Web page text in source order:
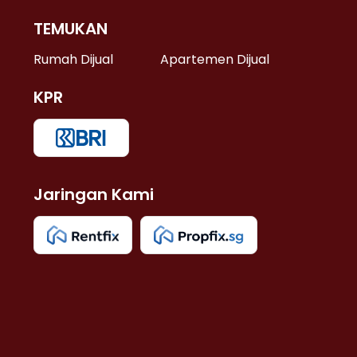
TEMUKAN
Rumah Dijual Apartemen Dijual
KPR
Jaringan Kami